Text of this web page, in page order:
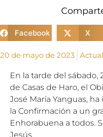
Facebook X
20 de mayo de 2023
En la tarde del sábado,
de Casas de Haro, el
José María Yanguas,
la Confirmación a un
Enhorabuena a todos.
Jesús.